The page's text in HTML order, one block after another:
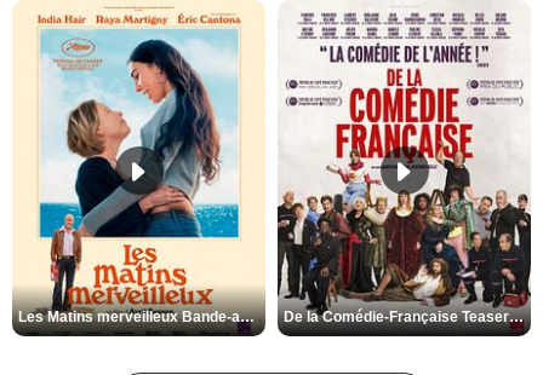
Les Matins merveilleux Bande-annonce VF De la Comédie-Française Teaser VF